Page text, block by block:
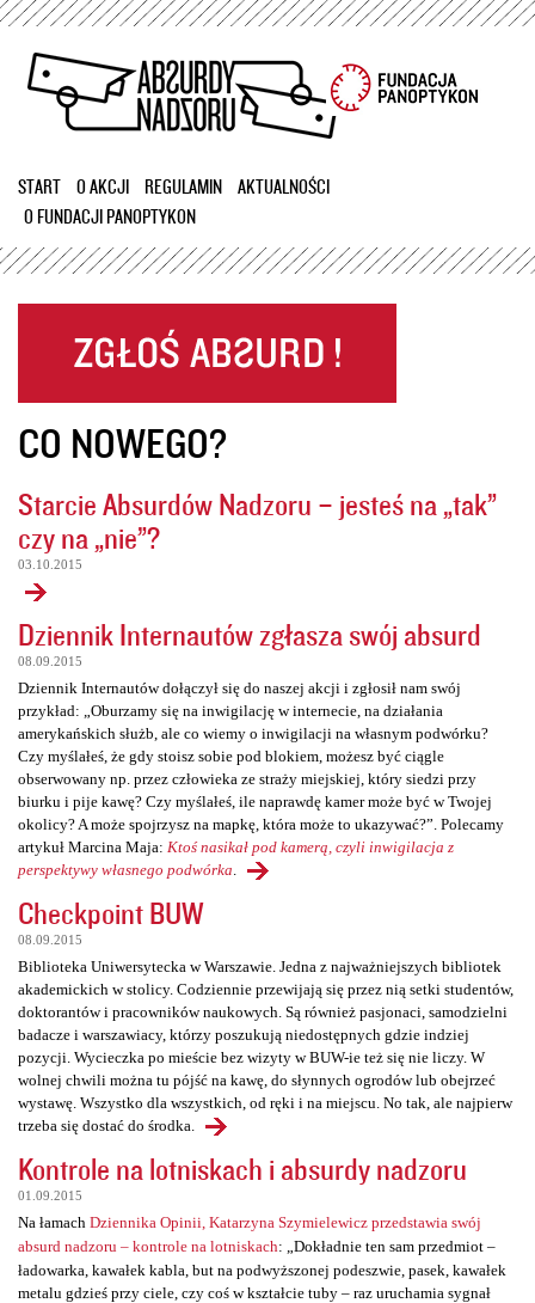
Przejdź
treści
START O AKCJI REGULAMIN
AKTUALNOŚCI
O FUNDACJI PANOPTYKON
CO NOWEGO?
Starcie Absurdów Nadzoru – jesteś na „tak”
czy na „nie”?
03.10.2015
Dziennik Internautów zgłasza swój absurd
08.09.2015
Dziennik Internautów dołączył się do naszej akcji i zgłosił nam swój
przykład: „Oburzamy się na inwigilację w internecie, na działania
amerykańskich służb, ale co wiemy o inwigilacji na własnym podwórku?
Czy myślałeś, że gdy stoisz sobie pod blokiem, możesz być ciągle
obserwowany np. przez człowieka ze straży miejskiej, który siedzi przy
biurku i pije kawę? Czy myślałeś, ile naprawdę kamer może być w Twojej
okolicy? A może spojrzysz na mapkę, która może to ukazywać?”. Polecamy
artykuł Marcina Maja: Ktoś nasikał pod kamerą, czyli inwigilacja z
perspektywy własnego podwórka
Checkpoint BUW
08.09.2015
Biblioteka Uniwersytecka w Warszawie. Jedna z najważniejszych bibliotek
akademickich w stolicy. Codziennie przewijają się przez nią setki studentów,
doktorantów i pracowników naukowych. Są również pasjonaci, samodzielni
badacze i warszawiacy, którzy poszukują niedostępnych gdzie indziej
pozycji. Wycieczka po mieście bez wizyty w BUW-ie też się nie liczy. W
wolnej chwili można tu pójść na kawę, do słynnych ogrodów lub obejrzeć
wystawę. Wszystko dla wszystkich, od ręki i na miejscu. No tak, ale najpierw
trzeba się dostać do środka.
Kontrole na lotniskach i absurdy nadzoru
01.09.2015
Na łamach Dziennika Opinii, Katarzyna Szymielewicz przedstawia swój
absurd nadzoru – kontrole na lotniskach: „Dokładnie ten sam przedmiot –
ładowarka, kawałek kabla, but na podwyższonej podeszwie, pasek, kawałek
metalu gdzieś przy ciele, czy coś w kształcie tuby – raz uruchamia sygnał